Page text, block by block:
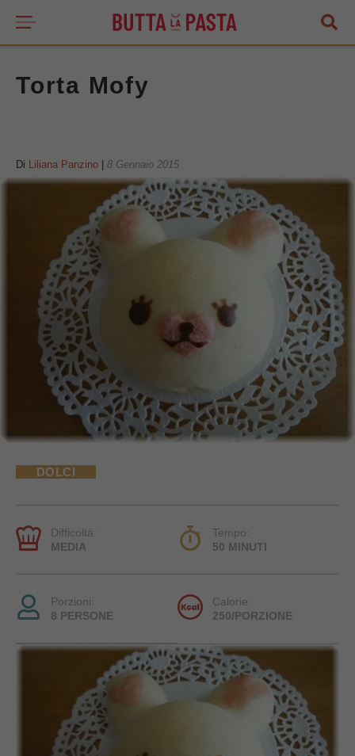
Torta Mofy
Di Liliana Panzino 8 Gennaio 2015
DOLCI
Difficoltà:
MEDIA
Tempo:
50 MINUTI
Porzioni:
8 PERSONE
Calorie:
250/PORZIONE